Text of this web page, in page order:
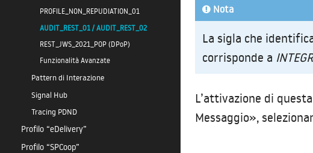
PROFILE_NON_REPUDIATION_01
AUDIT_REST_01 / AUDIT_REST_02
REST_JWS_2021_POP (DPoP)
Funzionalità Avanzate
Pattern di Interazione
Signal Hub
Tracing PDND
Profilo “eDelivery”
Profilo “SPCoop”
Nota
La sigla che
corrisponde a
L’attivazione di
Messaggio»,